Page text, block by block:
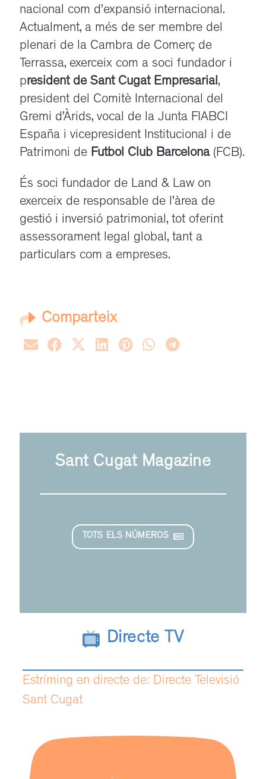
nacional com d’expansió internacional.
Actualment, a més de ser membre del
plenari de la Cambra de Comerç de
Terrassa, exerceix com a soci fundador i
president de Sant Cugat Empresarial,
president del Comitè Internacional del
Gremi d’Àrids, vocal de la Junta FIABCI
España i vicepresident Institucional i de
Patrimoni de Futbol Club Barcelona(FCB).
És soci fundador de Land & Law on
exerceix de responsable de l’àrea de
gestió i inversió patrimonial, tot oferint
assessorament legal global, tant a
particulars com a empreses.
Comparteix
Sant Cugat Magazine
TOTS ELS NÚMEROS
Directe TV
Estríming en directe de: Directe Televisió
Sant Cugat